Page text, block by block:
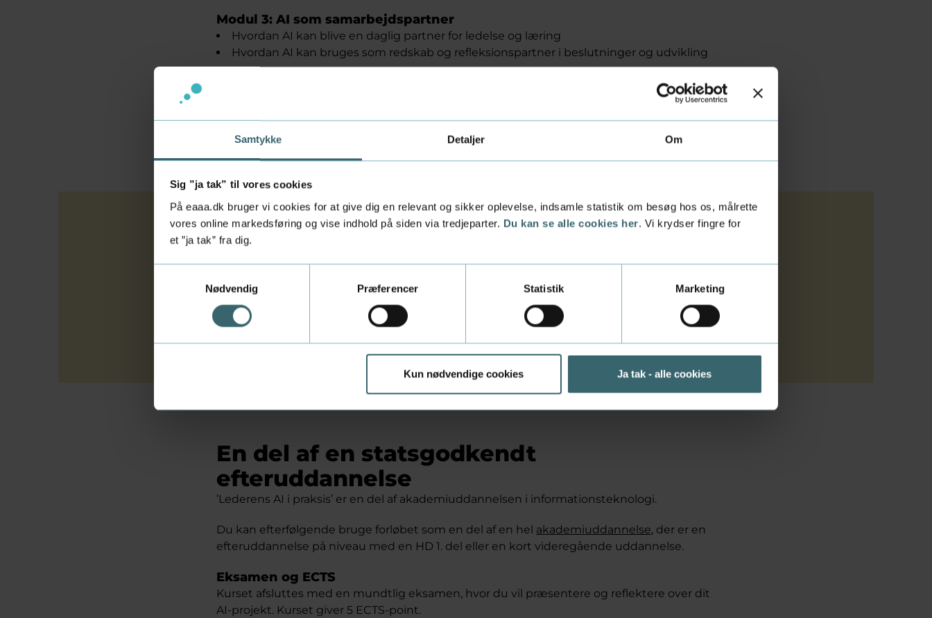
Samtykke Detaljer Om
Sig ”ja tak” til vores cookies
På eaaa.dk bruger vi cookies for at give dig en relevant og sikker oplevelse, indsamle statistik om besøg hos os, målrette
vores online markedsføring og vise indhold på siden via tredjeparter. Du kan se alle cookies her. Vi krydser fingre for
et ”ja tak” fra dig.
Nødvendig
Præferencer Statistik Marketing
Kun nødvendige cookies Ja tak - alle cookies
Modul 3: AI som samarbejdspartner
Hvordan AI kan blive en daglig partner for ledelse og læring
Hvordan AI kan bruges som redskab og refleksionspartner i beslutninger og udvikling
Et forløb i samarbejde med Lederne
Uddannelsesforløbet udbydes i samarbejde med Ledernes Kompetencecenter
. Derfor
deler vi dine tilmeldingsoplysninger med dem, så du kan modtage information om
forløbet.
En del af en statsgodkendt
efteruddannelse
’Lederens AI i praksis’ er en del af akademiuddannelsen i informationsteknologi.
Du kan efterfølgende bruge forløbet som en del af en hel akademiuddannelse, der er en
efteruddannelse på niveau med en HD 1. del eller en kort videregående uddannelse.
Eksamen og ECTS
Kurset afsluttes med en mundtlig eksamen, hvor du vil præsentere og reflektere over dit
AI-projekt. Kurset giver 5 ECTS-point.